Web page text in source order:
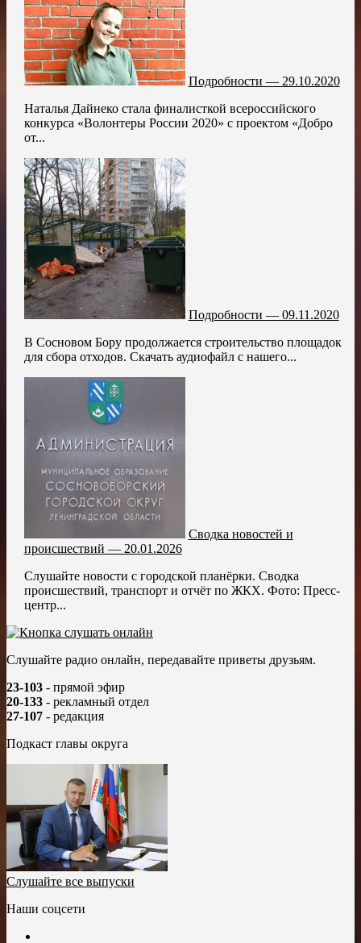
Подробности — 29.10.2020
Наталья Дайнеко стала финалисткой всероссийского
конкурса «Волонтеры России 2020» с проектом «Добро
от...
Подробности — 09.11.2020
В Сосновом Бору продолжается строительство площадок
для сбора отходов. Скачать аудиофайл с нашего...
Сводка новостей и
происшествий — 20.01.2026
Слушайте новости с городской планёрки. Сводка
происшествий, транспорт и отчёт по ЖКХ. Фото: Пресс-
центр...
Слушайте радио онлайн, передавайте приветы друзьям.
23-103 - прямой эфир
20-133 - рекламный отдел
27-107 - редакция
Подкаст главы округа
Слушайте все выпуски
Наши соцсети